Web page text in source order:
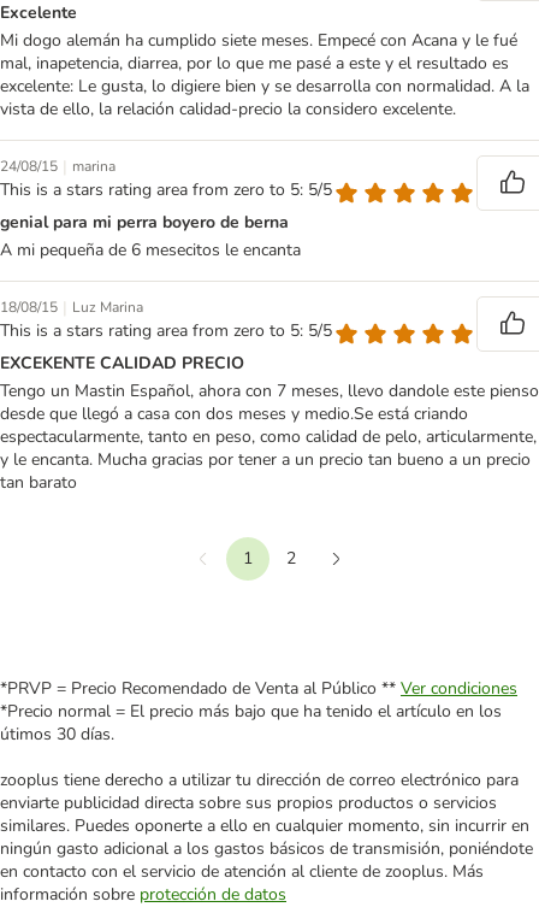
Excelente
Mi dogo alemán ha cumplido siete meses. Empecé con Acana y le fué
mal, inapetencia, diarrea, por lo que me pasé a este y el resultado es
excelente: Le gusta, lo digiere bien y se desarrolla con normalidad. A la
vista de ello, la relación calidad-precio la considero excelente.
24/08/15 | marina
This is a stars rating area from zero to 5: 5/5
genial para mi perra boyero de berna
A mi pequeña de 6 mesecitos le encanta
18/08/15 | Luz Marina
This is a stars rating area from zero to 5: 5/5
EXCEKENTE CALIDAD PRECIO
Tengo un Mastin Español, ahora con 7 meses, llevo dandole este pienso
desde que llegó a casa con dos meses y medio.Se está criando
espectacularmente, tanto en peso, como calidad de pelo, articularmente,
y le encanta. Mucha gracias por tener a un precio tan bueno a un precio
tan barato
Anterior
1
2
*PRVP = Precio Recomendado de Venta al Público ** Ver condiciones
*Precio normal = El precio más bajo que ha tenido el artículo en los
útimos 30 días.
zooplus tiene derecho a utilizar tu dirección de correo electrónico para
enviarte publicidad directa sobre sus propios productos o servicios
similares. Puedes oponerte a ello en cualquier momento, sin incurrir en
ningún gasto adicional a los gastos básicos de transmisión, poniéndote
en contacto con el servicio de atención al cliente de zooplus. Más
información sobre protección de datos